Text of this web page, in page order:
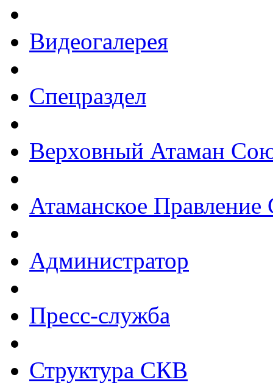
Видеогалерея
Спецраздел
Верховный Атаман
Атаманское
Администратор
Пресс-служба
Структура СКВ